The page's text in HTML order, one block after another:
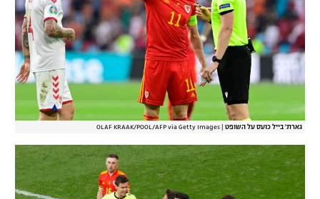
גארת' בייל כועס על השופט OLAF KRAAK/POOL/AFP via Getty Images